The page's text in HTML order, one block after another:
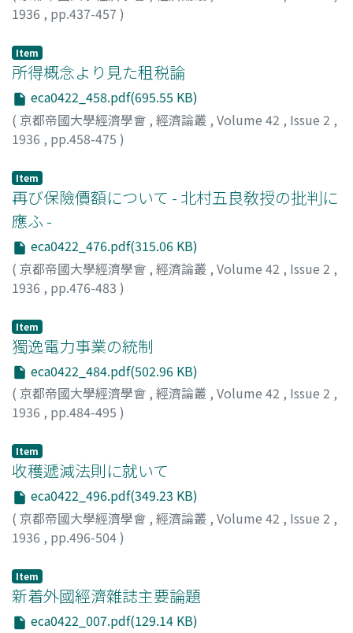
1936 , pp.437-457 )
Item
所得概念より見た租税論
eca0422_458.pdf(695.55 KB)
( 京都帝國大學經濟學會 , 經濟論叢 , Volume 42 , Issue 2 ,
1936 , pp.458-475 )
Item
再び保險價額について - 北村五良敎授の批判に
應ふ -
eca0422_476.pdf(315.06 KB)
( 京都帝國大學經濟學會 , 經濟論叢 , Volume 42 , Issue 2 ,
1936 , pp.476-483 )
Item
獨逸電力事業の統制
eca0422_484.pdf(502.96 KB)
( 京都帝國大學經濟學會 , 經濟論叢 , Volume 42 , Issue 2 ,
1936 , pp.484-495 )
Item
收穫遞減法則に就いて
eca0422_496.pdf(349.23 KB)
( 京都帝國大學經濟學會 , 經濟論叢 , Volume 42 , Issue 2 ,
1936 , pp.496-504)
Item
新着外國經濟雜誌主要論題
eca0422_007.pdf(129.14 KB)